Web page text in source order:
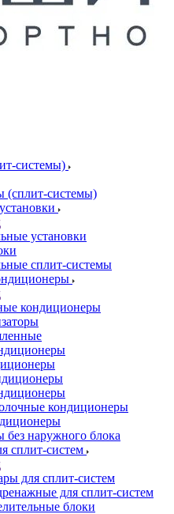
системы)
(сплит-системы)
установки
сплит-системы
кондиционеры
кондиционеры
наружного блока
сплит-систем
для сплит-систем
для сплит-систем
блоки